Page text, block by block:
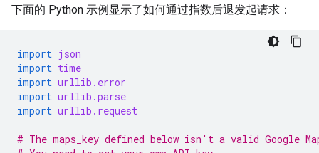
下面的 Python 示例显示了如何通过指数后退发起请求：
import json
import time
import urllib.error
import urllib.parse
import urllib.request
# The maps_key defined below isn't a valid Google